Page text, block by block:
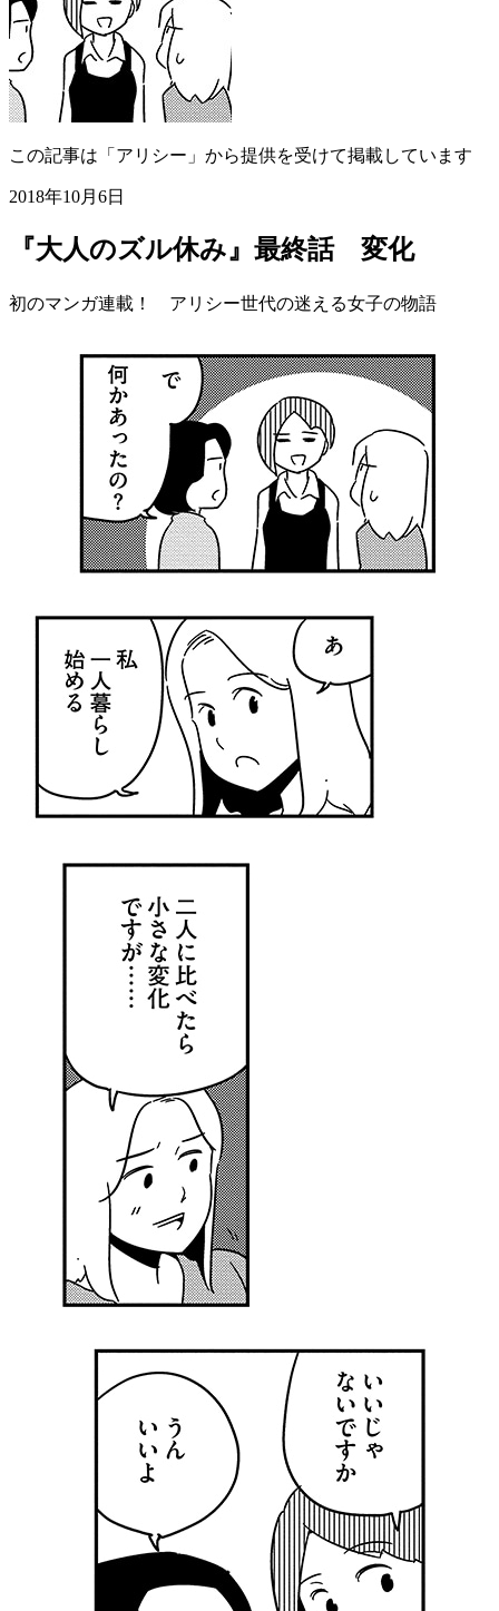
この記事は「アリシー」から提供を受けて掲載しています
2018年10月6日
『大人のズル休み』最終話 変化
初のマンガ連載！ アリシー世代の迷える女子の物語